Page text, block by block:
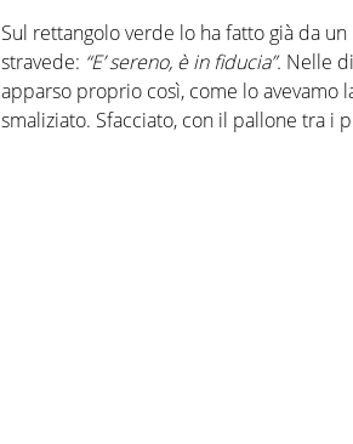
Sul rettangolo verde lo ha fatto già da un
stravede: “E’ sereno, è in fiducia”. Nelle
apparso proprio così, come lo avevamo
smaliziato. Sfacciato, con il pallone tra i